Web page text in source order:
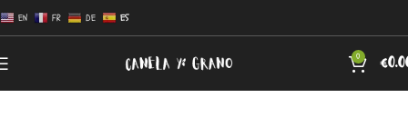
EN FR DE ES
0 €